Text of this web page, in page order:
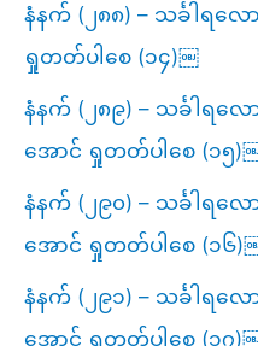
နံနက် (၂၈၈) – သင်္ခါရ
ရှုတတ်ပါစေ (၁၄)￼
နံနက် (၂၈၉) – သင်္ခါရ
အောင် ရှုတတ်ပါစေ (၁၅
နံနက် (၂၉၀) – သင်္ခါရ
အောင် ရှုတတ်ပါစေ (၁၆
နံနက် (၂၉၁) – သင်္ခါရ
အောင် ရှုတတ်ပါစေ (၁၇